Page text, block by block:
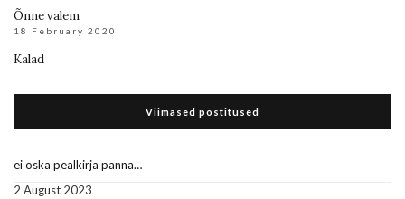
Õnne valem
18 February 2020
Kalad
Viimased postitused
ei oska pealkirja panna…
2 August 2023